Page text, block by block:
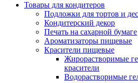
Товары для кондитеров
Подложки для тортов и
Кондитерский декор
Печать на сахарной бумаге
Ароматизаторы пищевые
Красители пищевые
Жирорастворимые
красители
Водорастворимые